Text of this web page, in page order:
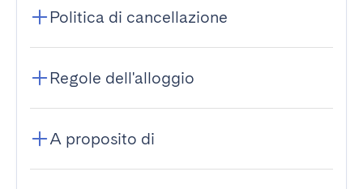
Politica di cancellazione
Regole dell'alloggio
A proposito di